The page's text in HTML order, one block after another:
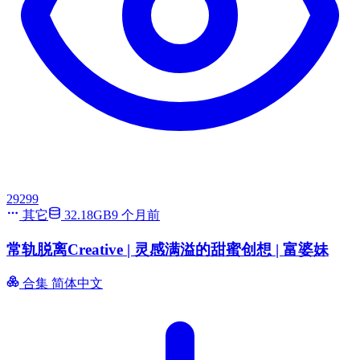
29299
其它
32.18GB9 个月前
常轨脱离Creative | 灵感满溢的甜蜜创想 | 富婆妹
合集 简体中文